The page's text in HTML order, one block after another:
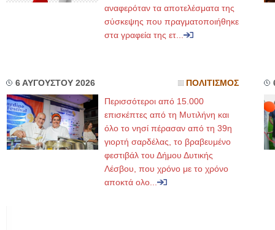
αναφερόταν τα αποτελέσματα της
σύσκεψης που πραγματοποιήθηκε
στα γραφεία της ετ...
6 ΑΥΓΟΥΣΤΟΥ 2026 ΠΟΛΙΤΙΣΜΟΣ
Περισσότεροι από 15.000
επισκέπτες από τη Μυτιλήνη και
όλο το νησί πέρασαν από τη 39η
γιορτή σαρδέλας, το βραβευμένο
φεστιβάλ του Δήμου Δυτικής
Λέσβου, που χρόνο με το χρόνο
αποκτά ολο...